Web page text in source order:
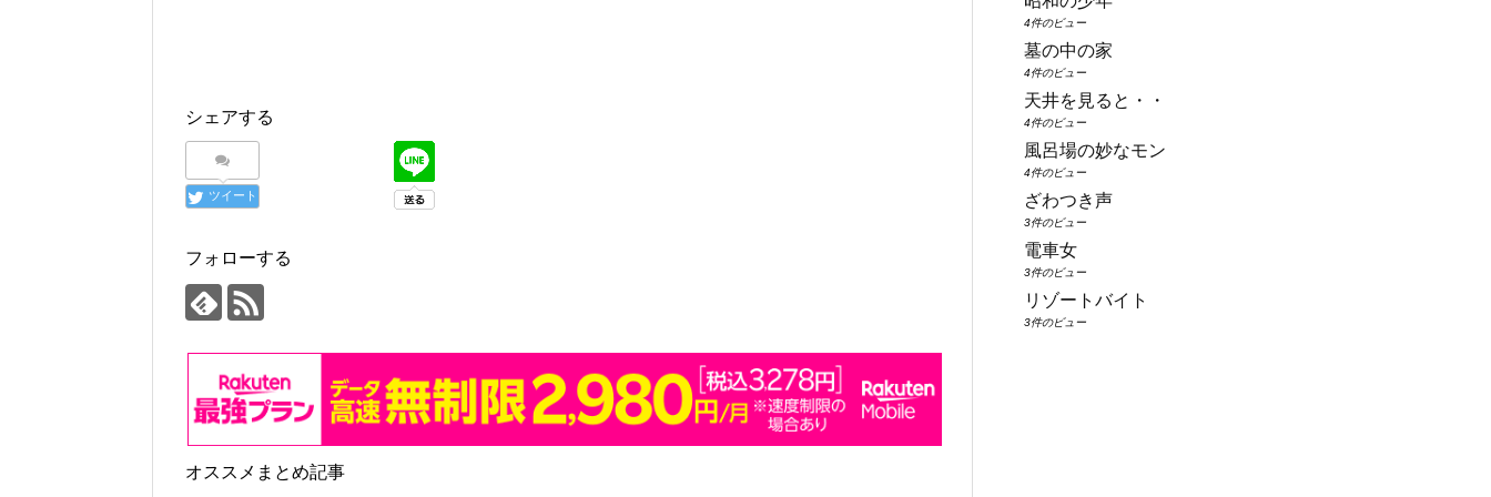
シェアする
ツイート
フォローする
オススメまとめ記事
4件のビュー
墓の中の家
4件のビュー
天井を見ると・・
4件のビュー
風呂場の妙なモン
4件のビュー
ざわつき声
3件のビュー
電車女
3件のビュー
リゾートバイト
3件のビュー